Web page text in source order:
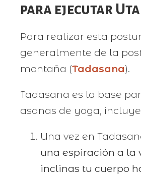
para ejecutar
Para realizar esta
generalmente de la
montaña (Tadasana).
Tadasana es la base
asanas de yoga,
Una vez en
una espiración a la
inclinas tu cuerpo